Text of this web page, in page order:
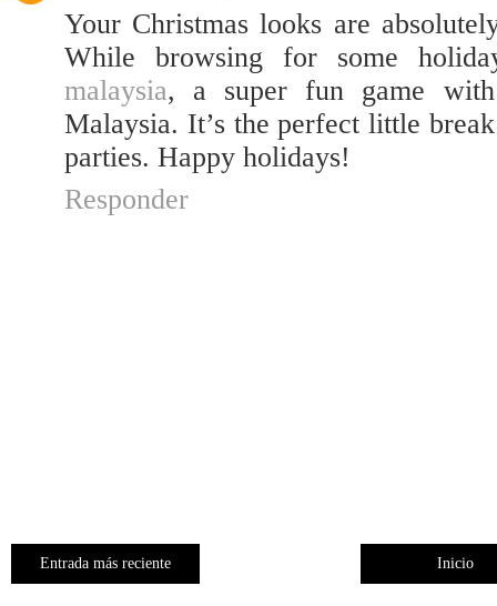
Your Christmas looks are
While browsing for some
malaysia, a super fun game
Malaysia. It’s the perfect little
parties. Happy holidays!
Responder
Entrada más reciente Inicio